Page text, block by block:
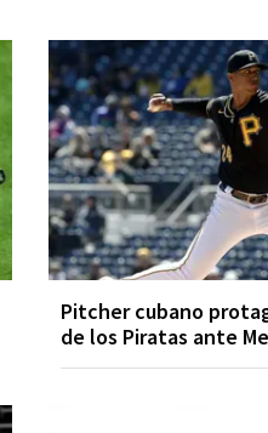
Pitcher cubano
de los Piratas ante